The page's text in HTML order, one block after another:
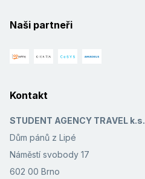
Naši partneři
Kontakt
STUDENT AGENCY TRAVEL k.s.
Dům pánů z Lipé
Náměstí svobody 17
602 00 Brno